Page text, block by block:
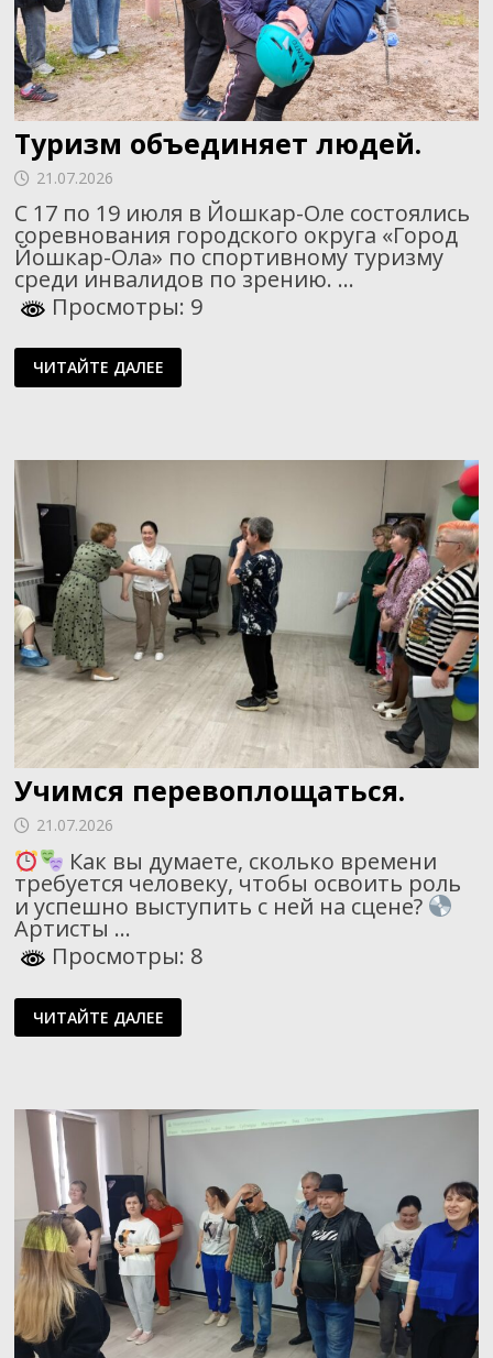
Туризм объединяет людей.
21.07.2026
С 17 по 19 июля в Йошкар-Оле состоялись
соревнования городского округа «Город
Йошкар-Ола» по спортивному туризму
среди инвалидов по зрению. …
Просмотры: 9
ТУРИЗМ
ОБЪЕДИНЯЕТ
ЛЮДЕЙ.
ЧИТАЙТЕ ДАЛЕЕ
Учимся перевоплощаться.
21.07.2026
Как вы думаете, сколько времени
требуется человеку, чтобы освоить роль
и успешно выступить с ней на сцене?
Артисты …
Просмотры: 8
УЧИМСЯ
ПЕРЕВОПЛОЩАТЬСЯ.
ЧИТАЙТЕ ДАЛЕЕ